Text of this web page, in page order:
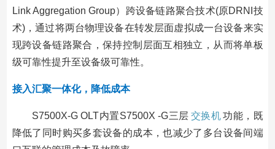
Link Aggregation Group）跨设备链路聚合技术(原DRNI技
术)，通过将两台物理设备在转发层面虚拟成一台设备来实
现跨设备链路聚合，保持控制层面互相独立，从而将单板
级可靠性提升至设备级可靠性。
接入汇聚一体化，降低成本
S7500X-G OLT内置S7500X -G三层 交换机功能，既
降低了同时购买多套设备的成本，也减少了多台设备间端